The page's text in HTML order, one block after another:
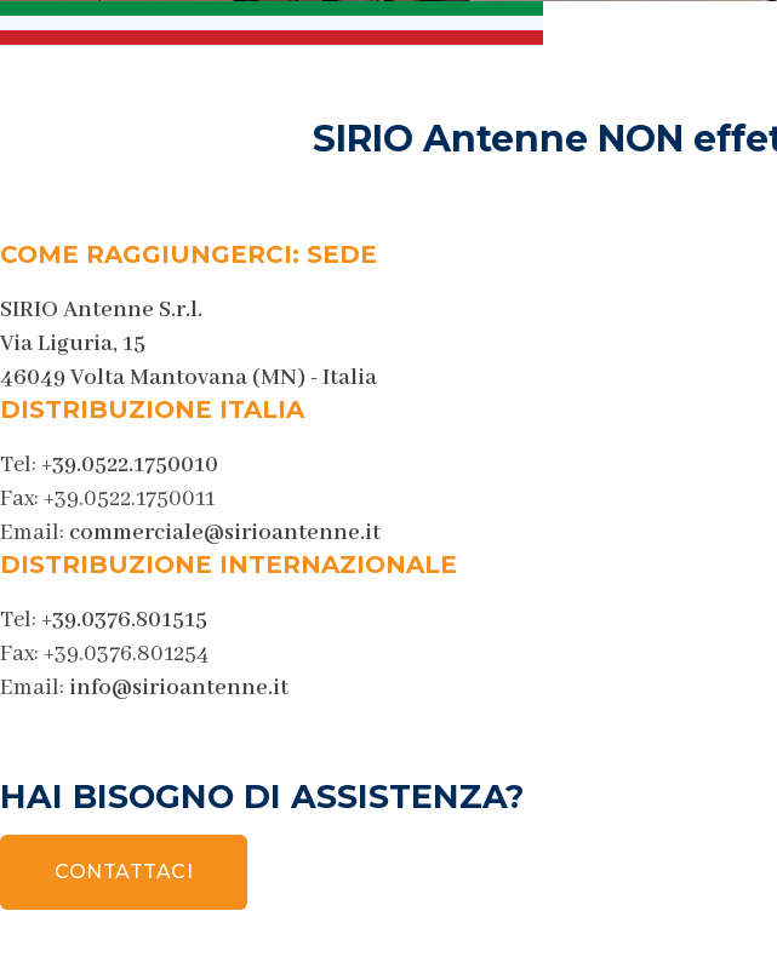
SIRIO Antenne NON
COME RAGGIUNGERCI: SEDE
SIRIO Antenne S.r.l.
Via Liguria, 15
46049 Volta Mantovana (MN) - Italia
DISTRIBUZIONE ITALIA
Tel: +39.0522.1750010
Fax: +39.0522.1750011
Email: commerciale@sirioantenne.it
DISTRIBUZIONE INTERNAZIONALE
Tel: +39.0376.801515
Fax: +39.0376.801254
Email: info@sirioantenne.it
HAI BISOGNO DI ASSISTENZA?
CONTATTACI